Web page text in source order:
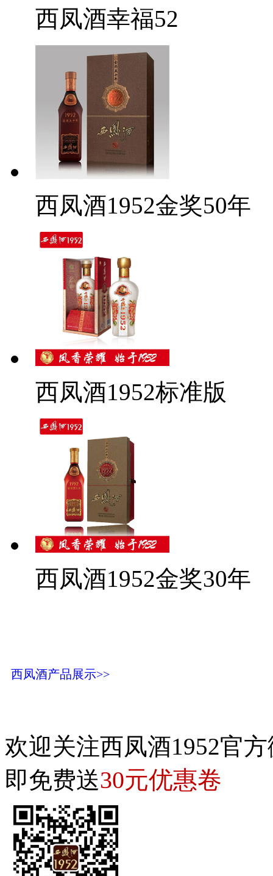
西凤酒幸福52
西凤酒1952金奖50年
西凤酒1952标准版
西凤酒1952金奖30年
西凤酒产品展示>>
欢迎关注西凤酒1952官
即免费送30元优惠卷